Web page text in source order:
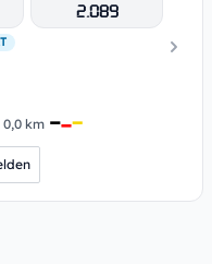
2.089
0,0 km